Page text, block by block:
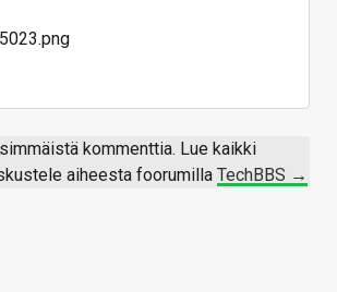
kommenttia. Lue kaikki
aiheesta foorumilla TechBBS →